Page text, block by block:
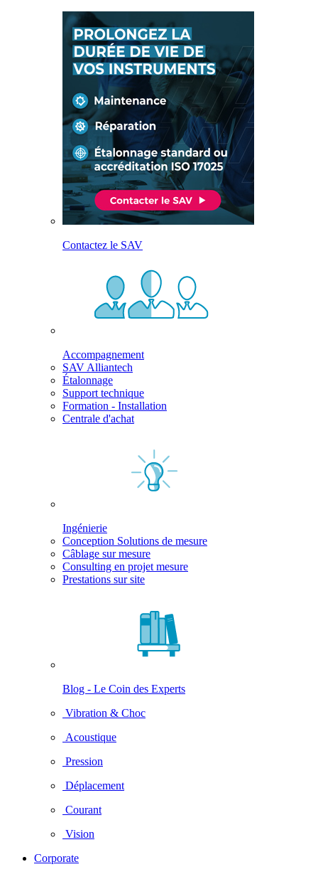
Contactez le SAV
Accompagnement
SAV Alliantech
Étalonnage
Support technique
Formation - Installation
Centrale d'achat
Ingénierie
Conception Solutions de mesure
Câblage sur mesure
Consulting en projet mesure
Prestations sur site
Blog - Le Coin des Experts
Vibration & Choc
Acoustique
Pression
Déplacement
Courant
Vision
Corporate